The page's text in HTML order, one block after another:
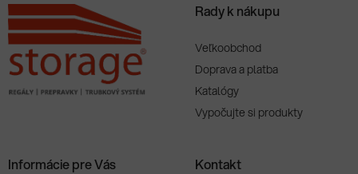
Rady k nákupu
Veľkoobchod
Doprava a platba
Katalógy
Vypočujte si produkty
Informácie pre Vás Kontakt